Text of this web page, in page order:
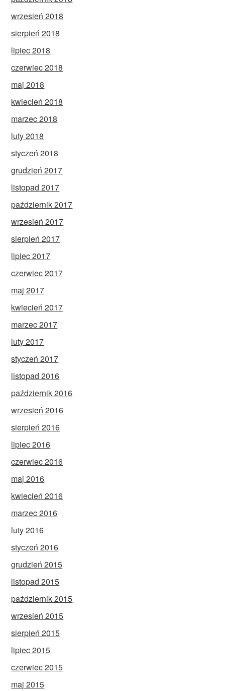
wrzesień 2018
sierpień 2018
lipiec 2018
czerwiec 2018
maj 2018
kwiecień 2018
marzec 2018
luty 2018
styczeń 2018
grudzień 2017
listopad 2017
październik 2017
wrzesień 2017
sierpień 2017
lipiec 2017
czerwiec 2017
maj 2017
kwiecień 2017
marzec 2017
luty 2017
styczeń 2017
listopad 2016
październik 2016
wrzesień 2016
sierpień 2016
lipiec 2016
czerwiec 2016
maj 2016
kwiecień 2016
marzec 2016
luty 2016
styczeń 2016
grudzień 2015
listopad 2015
październik 2015
wrzesień 2015
sierpień 2015
lipiec 2015
czerwiec 2015
maj 2015